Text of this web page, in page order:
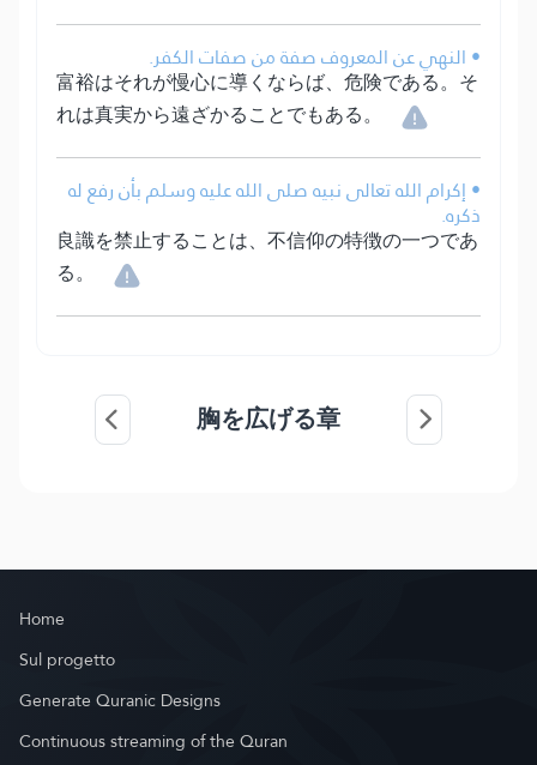
• النهي عن المعروف صفة من صفات الكفر.
富裕はそれが慢心に導くならば、危険である。そ
れは真実から遠ざかることでもある。
• إكرام الله تعالى نبيه صلى الله عليه وسلم بأن رفع له
ذكره.
良識を禁止することは、不信仰の特徴の一つであ
る。
胸を広げる章
Home
Sul progetto
Generate Quranic Designs
Continuous streaming of the Quran